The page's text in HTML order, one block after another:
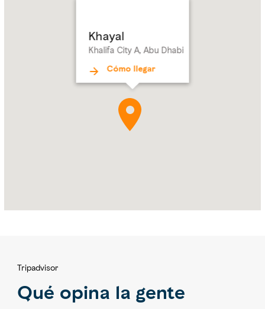
Khayal
Khalifa City A, Abu Dhabi
Cómo llegar
Tripadvisor
Qué opina la gente